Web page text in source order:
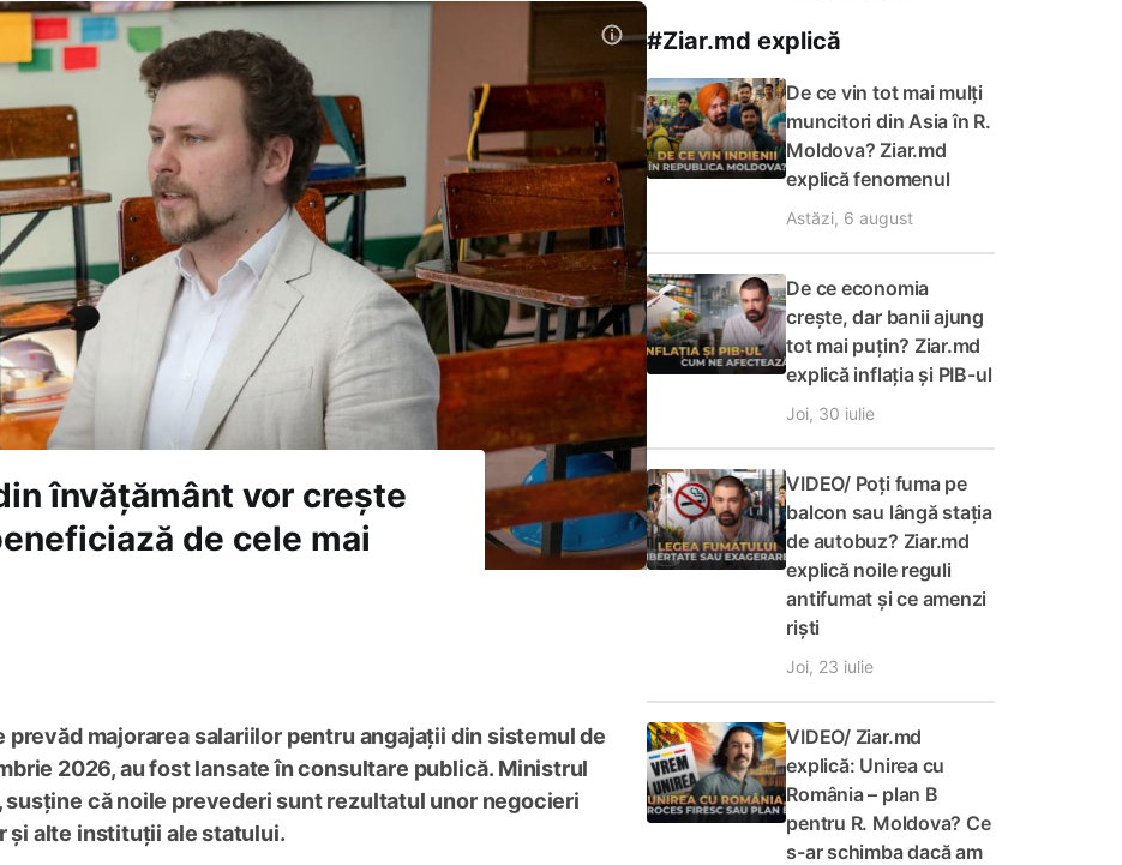
învățământ vor crește
de cele mai
prevăd majorarea salariilor pentru angajații din sistemul de
2026, au fost lansate în consultare publică. Ministrul
susține că noile prevederi sunt rezultatul unor negocieri
și alte instituții ale statului.
#Ziar.md explică
De ce vin tot mai mulți
muncitori din Asia în R.
Moldova? Ziar.md
explică fenomenul
Astăzi, 6 august
De ce economia
crește, dar banii ajung
tot mai puțin? Ziar.md
explică inflația și PIB-ul
Joi, 30 iulie
VIDEO/ Poți fuma pe
balcon sau lângă stația
de autobuz? Ziar.md
explică noile reguli
antifumat și ce amenzi
riști
Joi, 23 iulie
VIDEO/ Ziar.md
explică: Unirea cu
România – plan B
pentru R. Moldova? Ce
s-ar schimba dacă am